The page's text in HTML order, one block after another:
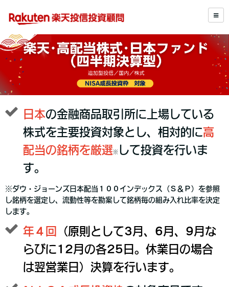
日本の金融商品取引所に上場している
株式を主要投資対象とし、相対的に高
配当の銘柄を厳選 ※ して投資を行いま
す。
※ダウ・ジョーンズ日本配当１００インデックス（Ｓ＆Ｐ）を参照
し銘柄を選定し、流動性等を勘案して銘柄毎の組み入れ比率を決定
します。
年４回
（原則として3月、6月、9月な
らびに12月の各25日。休業日の場合
は翌営業日）決算を行います。